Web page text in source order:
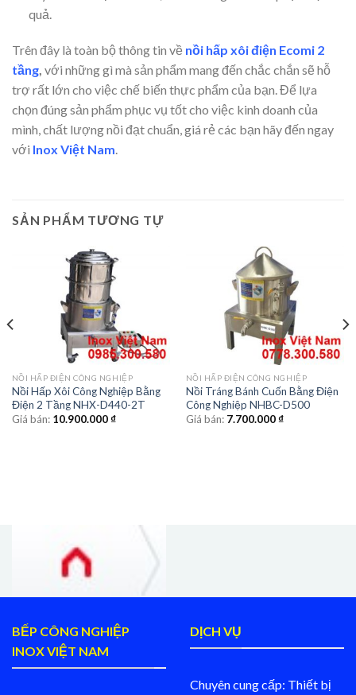
quả.
Trên đây là toàn bộ thông tin về nồi hấp xôi điện Ecomi 2
tầng, với những gì mà sản phẩm mang đến chắc chắn sẽ hỗ
trợ rất lớn cho việc chế biến thực phẩm của bạn. Để lựa
chọn đúng sản phẩm phục vụ tốt cho việc kinh doanh của
mình, chất lượng nồi đạt chuẩn, giá rẻ các bạn hãy đến ngay
với Inox Việt Nam.
SẢN PHẨM TƯƠNG TỰ
NỒI HẤP ĐIỆN CÔNG NGHIỆP
Nồi Hấp Xôi Công Nghiệp Bằng
Điện 2 Tầng NHX-D440-2T
Giá bán: 10.900.000₫
NỒI HẤP ĐIỆN CÔNG NGHIỆP
Nồi Tráng Bánh Cuốn Bằng Điện
Công Nghiệp NHBC-D500
Giá bán: 7.700.000₫
BẾP CÔNG NGHIỆP
INOX VIỆT NAM
DỊCH VỤ
Chuyên cung cấp: Thiết bị